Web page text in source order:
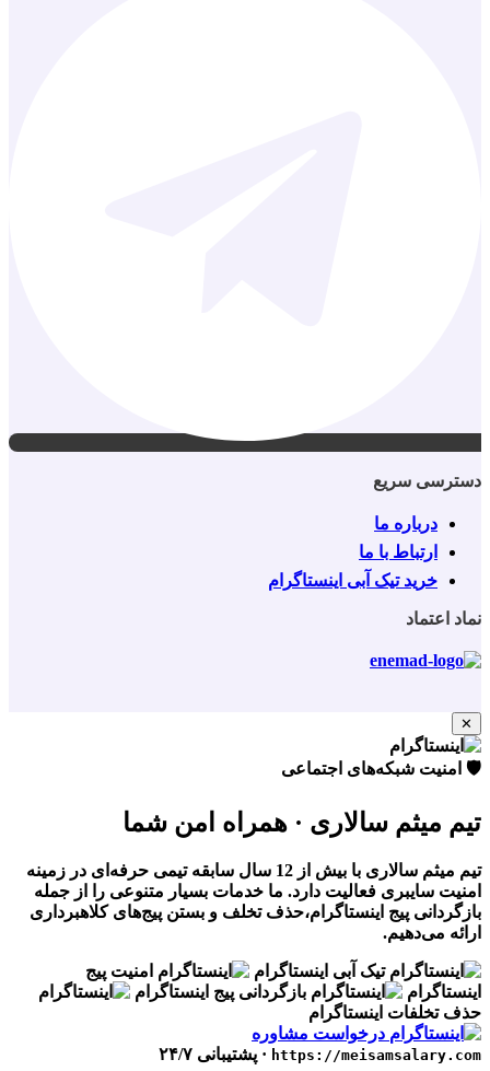
دسترسی سریع
درباره ما
ارتباط با ما
خرید تیک آبی اینستاگرام
نماد اعتماد
✕
🛡️ امنیت شبکه‌های اجتماعی
تیم میثم سالاری · همراه امن شما
تیم میثم سالاری با بیش از 12 سال سابقه تیمی حرفه‌ای در زمینه
امنیت سایبری فعالیت دارد. ما خدمات بسیار متنوعی را از جمله
بازگردانی پیج اینستاگرام،حذف تخلف و بستن پیج‌های کلاهبرداری
ارائه می‌دهیم.
تیک آبی اینستاگرام
امنیت پیج
اینستاگرام
بازگردانی پیج اینستاگرام
حذف تخلفات اینستاگرام
درخواست مشاوره
https://meisamsalary.com · پشتیبانی ۲۴/۷